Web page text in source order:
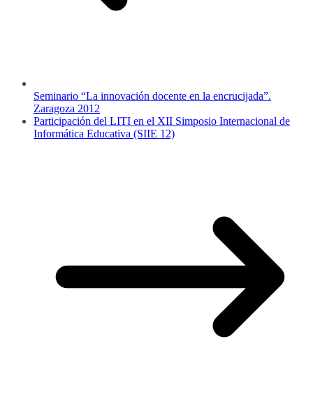
Seminario “La innovación docente en la encrucijada”.
Zaragoza 2012
Participación del LITI en el XII Simposio Internacional de
Informática Educativa (SIIE 12)